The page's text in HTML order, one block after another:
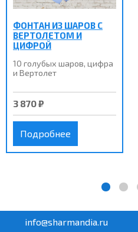
ФОНТАН ИЗ ШАРОВ С
ВЕРТОЛЕТОМ И
ЦИФРОЙ
10 голубых шаров, цифра
и Вертолет
3 870 ₽
Подробнее
info@sharmandia.ru